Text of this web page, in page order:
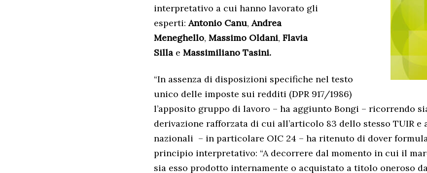
interpretativo a cui hanno lavorato gli
esperti:Antonio Canu,Andrea
Meneghello, Massimo Oldani, Flavia
Silla e Massimiliano Tasini.
“In assenza di disposizioni specifiche nel testo
unico delle imposte sui redditi (DPR 917/1986)
l’apposito gruppo di lavoro – ha aggiunto Bongi – ricorrendo
derivazione rafforzata di cui all’articolo 83 dello stesso TUIR
nazionali – in particolare OIC 24 – ha ritenuto di dover
principio interpretativo: “A decorrere dal momento in cui il
sia esso prodotto internamente o acquistato a titolo oneroso